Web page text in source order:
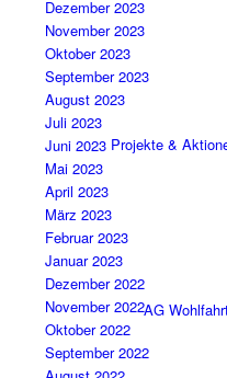
Projekte &
AG
Dezember 2023
November 2023
Oktober 2023
September 2023
August 2023
Juli 2023
Juni 2023
Mai 2023
April 2023
März 2023
Februar 2023
Januar 2023
Dezember 2022
November 2022
Oktober 2022
September 2022